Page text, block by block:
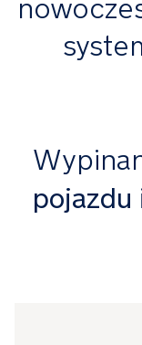
pojazdu